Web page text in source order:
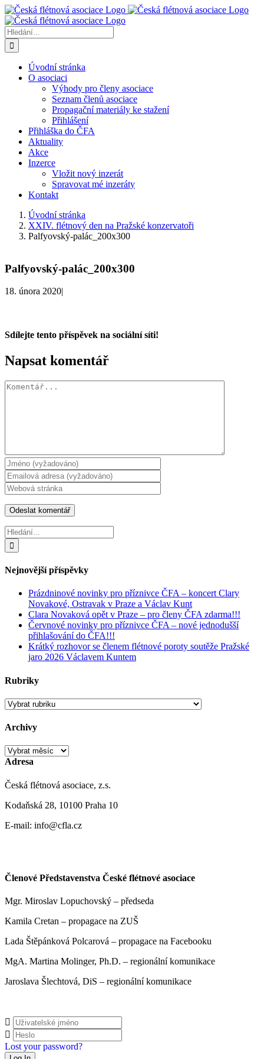
Přeskočit
na
obsah
Hledat:
Úvodní stránka
O asociaci
Výhody pro členy asociace
Seznam členů asociace
Propagační materiály ke stažení
Přihlášení
Přihláška do ČFA
Aktuality
Akce
Inzerce
Vložit nový inzerát
Spravovat mé inzeráty
Kontakt
Úvodní stránka
XXIV. flétnový den na Pražské konzervatoři
Palfyovský-palác_200x300
Palfyovský-palác_200x300
18. února 2020|
Sdílejte tento příspěvek na sociální síti!
Facebook
X
WhatsApp
Napsat komentář
Komentář
Hledat:
Nejnovější příspěvky
Prázdninové novinky pro příznivce ČFA – koncert Clary
Novakové, Ostravak v Praze a Václav Kunt
Clara Novaková opět v Praze – pro členy ČFA zdarma!!!
Červnové novinky pro příznivce ČFA – nové jednodušší
přihlašování do ČFA!!!
Krátký rozhovor se členem flétnové poroty soutěže Pražské
jaro 2026 Václavem Kuntem
Rubriky
Rubriky
Archivy
Archivy
Adresa
Česká flétnová asociace, z.s.
Kodaňská 28, 10100 Praha 10
E-mail: info@cfla.cz
Členové Představenstva České flétnové asociace
Mgr. Miroslav Lopuchovský – předseda
Kamila Cretan – propagace na ZUŠ
Lada Štěpánková Polcarová – propagace na Facebooku
MgA. Martina Molinger, Ph.D. – regionální komunikace
Jaroslava Šlechtová, DiS – regionální komunikace
Lost your password?